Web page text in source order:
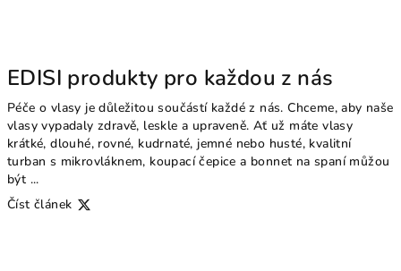
EDISI produkty pro každou z nás
Péče o vlasy je důležitou součástí každé z nás. Chceme, aby naše
vlasy vypadaly zdravě, leskle a upraveně. Ať už máte vlasy
krátké, dlouhé, rovné, kudrnaté, jemné nebo husté, kvalitní
turban s mikrovláknem, koupací čepice a bonnet na spaní můžou
být ...
Číst článek